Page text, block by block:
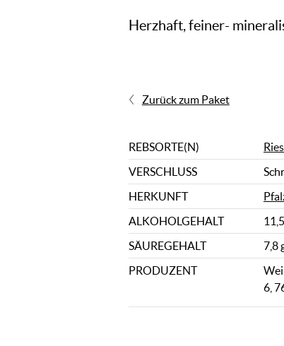
Herzhaft, feiner-
Zurück zum Paket
REBSORTE(N)
VERSCHLUSS
HERKUNFT
ALKOHOLGEHALT
SÄUREGEHALT
7,8
PRODUZENT
6,